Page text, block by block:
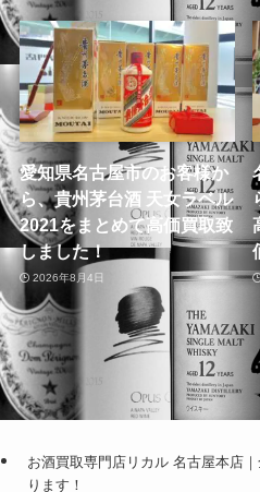
愛知県名古屋市のお客様か
ら、貴州茅台酒 天女ラベル
2021をまとめて高価買取致
しました！
2026年8月4日
お酒買取専門店リカル 名古屋本店
ります！